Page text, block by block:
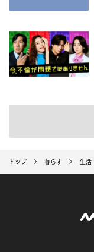
トップ 暮らす 生活